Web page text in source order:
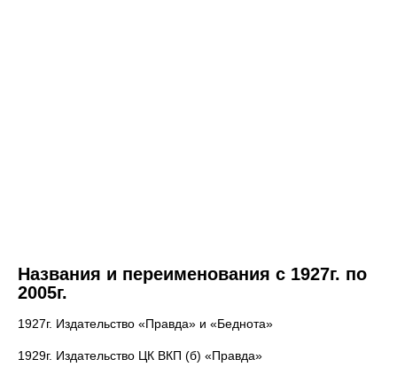
Названия и переименования с 1927г. по
2005г.
1927г. Издательство «Правда» и «Беднота»
1929г. Издательство ЦК ВКП (б) «Правда»